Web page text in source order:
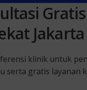
Jakarta
klinik untuk
serta gratis layanan